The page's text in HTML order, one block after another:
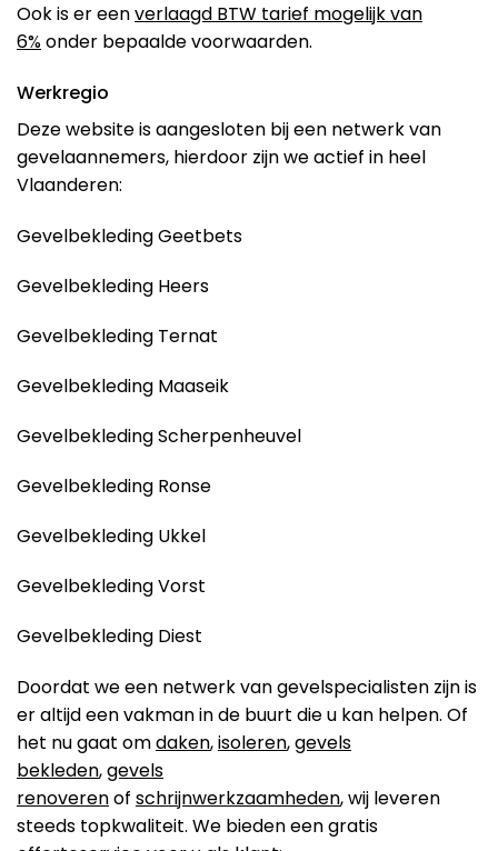
Ook is er eenverlaagd BTW tarief mogelijk van
6%onder bepaalde voorwaarden.
Werkregio
Deze website is aangesloten bij een netwerk van
gevelaannemers, hierdoor zijn we actief in heel
Vlaanderen:
Gevelbekleding Geetbets
Gevelbekleding Heers
Gevelbekleding Ternat
Gevelbekleding Maaseik
Gevelbekleding Scherpenheuvel
Gevelbekleding Ronse
Gevelbekleding Ukkel
Gevelbekleding Vorst
Gevelbekleding Diest
Doordat we een netwerk van gevelspecialisten zijn is
er altijd een vakman in de buurt die u kan helpen. Of
het nu gaat omdaken,isoleren,gevels
bekleden,gevels
renoverenof schrijnwerkzaamheden, wij leveren
steeds topkwaliteit. We bieden een gratis